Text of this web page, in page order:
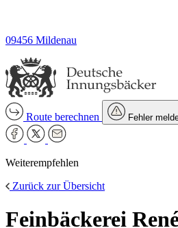
09456 Mildenau
Route berechnen Fehler
Weiterempfehlen
Zurück zur Übersicht
Feinbäckerei